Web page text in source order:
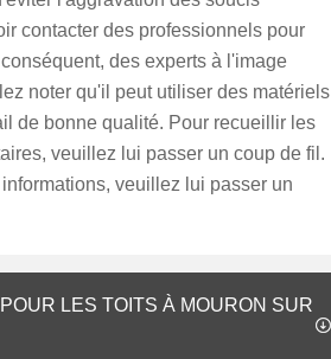
contacter des professionnels pour
des experts à l'image
noter qu'il peut utiliser des matériels
de bonne qualité. Pour recueillir les
veuillez lui passer un coup de fil.
veuillez lui passer un
LES TOITS À MOURON SUR